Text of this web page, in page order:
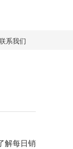
系我们
解每日销